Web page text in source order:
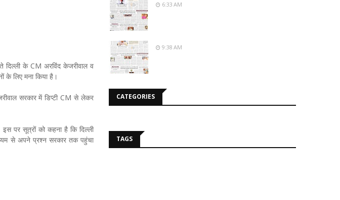
के CM अरविंद केजरीवाल व
के लिए मना किया है।
सरकार में डिप्टी CM से लेकर
इस पर सूत्रों को कहना है कि दिल्ली
से अपने प्रश्न सरकार तक पहुंचा
6:33 AM
9:38 AM
CATEGORIES
TAGS